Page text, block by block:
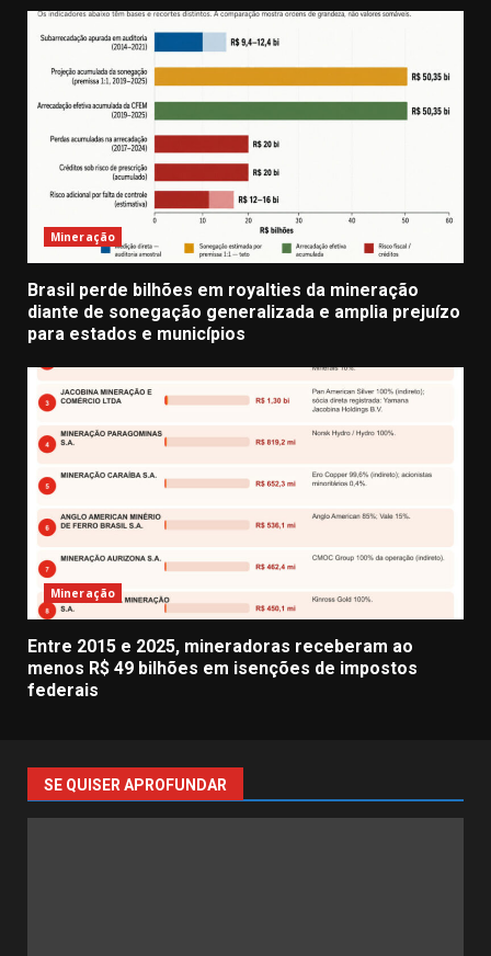
Mineração
Brasil perde bilhões em royalties da mineração
diante de sonegação generalizada e amplia prejuízo
para estados e municípios
Mineração
Entre 2015 e 2025, mineradoras receberam ao
menos R$ 49 bilhões em isenções de impostos
federais
SE QUISER APROFUNDAR